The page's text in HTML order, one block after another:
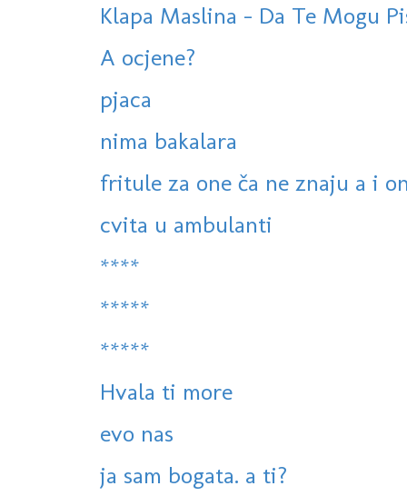
Klapa Maslina - Da Te Mogu
A ocjene?
pjaca
nima bakalara
fritule za one ča ne znaju a i
cvita u ambulanti
****
*****
*****
Hvala ti more
evo nas
ja sam bogata. a ti?